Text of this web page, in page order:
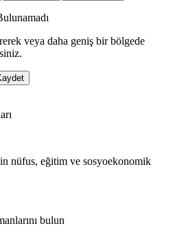
veya daha geniş bir bölgede
nüfus, eğitim ve sosyoekonomik
bulun